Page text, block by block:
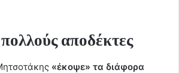
αποδέκτες
«έκοψε» τα διάφορα